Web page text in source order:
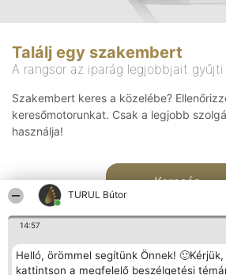
TURUL Bútor
14:57
Helló, örömmel segítünk Önnek! 🙂Kérjük,
kattintson a megfelelő beszélgetési
Találj egy szakembert
A rangsor az iparág legjobbjait
Szakembert keres a közelébe?
keresőmotorunkat. Csak a legjobb
használja!
Keresés